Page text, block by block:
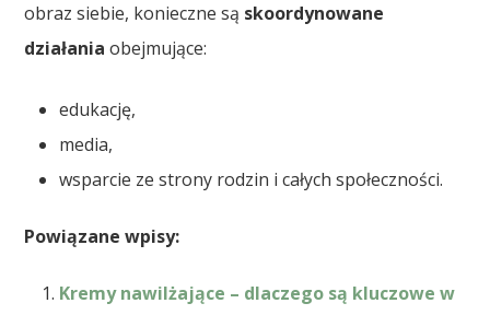
obraz siebie, konieczne są skoordynowane
działania obejmujące:
edukację,
media,
wsparcie ze strony rodzin i całych społeczności.
Powiązane wpisy:
Kremy nawilżające – dlaczego są kluczowe w